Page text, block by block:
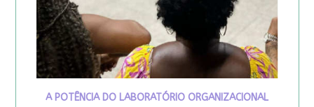
A POTÊNCIA DO LABORATÓRIO ORGANIZACIONAL